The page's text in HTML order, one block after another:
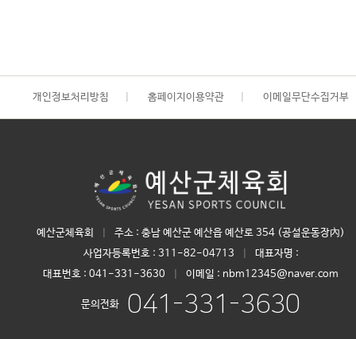
개인정보처리방침 홈페이지이용약관 이메일무단수집거부
예산군체육회
주소 : 충남 예산군 예산읍 예산로 354 (공설운동장內)
사업자등록번호 : 311-82-04713
대표자명 :
대표번호 : 041-331-3630 이메일 : nbm12345@naver.com
문의전화 041-331-3630